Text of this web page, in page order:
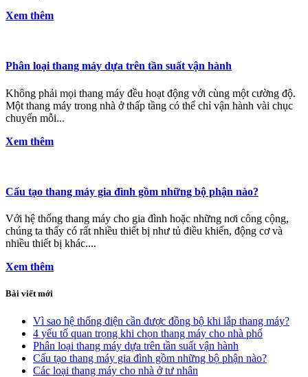
Xem thêm
Phân loại thang máy dựa trên tần suất vận hành
Không phải mọi thang máy đều hoạt động với cùng một cường độ.
Một thang máy trong nhà ở thấp tầng có thể chỉ vận hành vài chục
chuyến mỗi...
Xem thêm
Cấu tạo thang máy gia đình gồm những bộ phận nào?
Với hệ thống thang máy cho gia đình hoặc những nơi công cộng,
chúng ta thấy có rất nhiều thiết bị như tủ điều khiển, động cơ và
nhiều thiết bị khác....
Xem thêm
Bài viết mới
Vì sao hệ thống điện cần được đồng bộ khi lắp thang máy?
4 yếu tố quan trọng khi chọn thang máy cho nhà phố
Phân loại thang máy dựa trên tần suất vận hành
Cấu tạo thang máy gia đình gồm những bộ phận nào?
Các loại thang máy cho nhà ở tư nhân